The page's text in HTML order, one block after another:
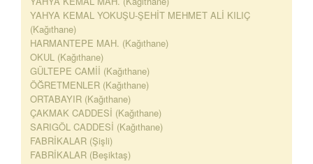
YAHYA KEMAL YOKUŞU-ŞEHİT MEHMET ALİ KILIÇ
(Kağıthane)
HARMANTEPE MAH. (Kağıthane)
OKUL (Kağıthane)
GÜLTEPE CAMİİ (Kağıthane)
ÖĞRETMENLER (Kağıthane)
ORTABAYIR (Kağıthane)
ÇAKMAK CADDESİ (Kağıthane)
SARIGÖL CADDESİ (Kağıthane)
FABRİKALAR (Şişli)
FABRİKALAR (Beşiktaş)